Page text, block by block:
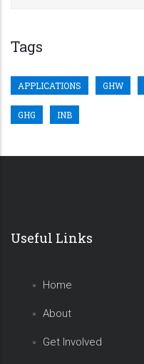
Tags
APPLICATIONS GHW
GHG INB
Useful Links
Home
About
Get Involved